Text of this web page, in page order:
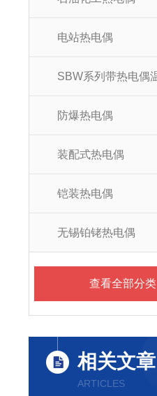
电站热电偶
防爆热电偶
装配式热电偶
铠装热电偶
无锡铂铑热电偶
查看全部分类
相关文章
ARTICLES